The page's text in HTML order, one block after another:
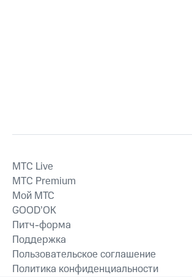
MTС Live
MTС Premium
Мой МТС
GOOD’OK
Питч-форма
Поддержка
Пользовательское соглашение
Политика конфиденциальности